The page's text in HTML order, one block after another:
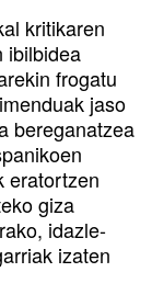
kritikaren
ibilbidea
frogatu
jaso
bereganatzea
eratortzen
giza
idazle-
izaten